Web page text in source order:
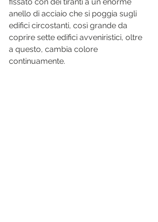
fissato con dei tiranti a un enorme
anello di acciaio che si poggia sugli
edifici circostanti, così grande da
coprire sette edifici avveniristici, oltre
a questo, cambia colore
continuamente.